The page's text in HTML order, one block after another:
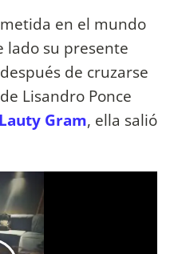
en el mundo
lado su presente
de cruzarse
Lisandro Ponce
Lauty Gram, ella salió